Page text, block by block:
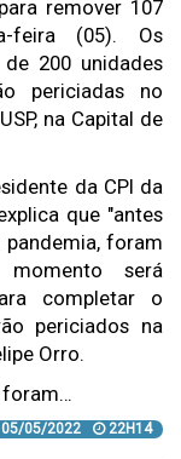
remover 107
feira (05). Os
200 unidades
periciadas no
na Capital de
da CPI da
que "antes
foram
momento será
completar o
periciados na
Orro.
foram…
05/05/2022 22H14